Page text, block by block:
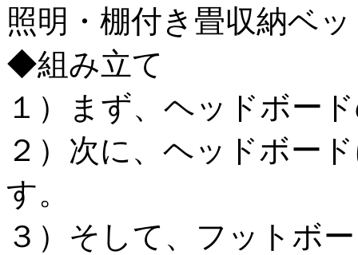
照明・棚付き畳収納ベ
◆組み立て
１）まず、ヘッドボー
２）次に、ヘッドボー
す。
３）そして、フットボ